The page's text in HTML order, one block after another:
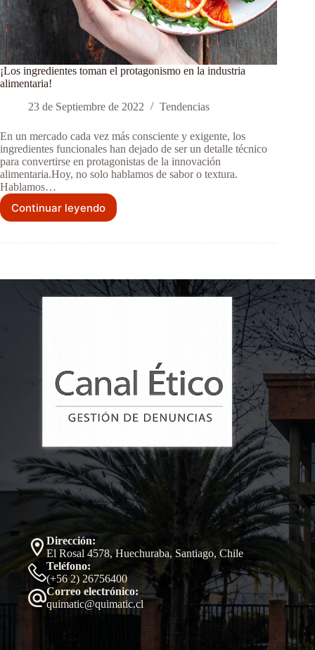
¡Los ingredientes toman el protagonismo en la industria
alimentaria!
23 de Septiembre de 2022
Tendencias
En un mercado cada vez más consciente y exigente, los
ingredientes funcionales han dejado de ser un detalle técnico
para convertirse en protagonistas de la innovación
alimentaria.Hoy, no solo hablamos de sabor o textura.
Hablamos…
Continuar leyendo
¡Los
toman
en
la
Dirección:
El Rosal 4578, Huechuraba, Santiago, Chile
Teléfono:
(+56 2) 26756400
Correo electrónico:
quimatic@quimatic.cl